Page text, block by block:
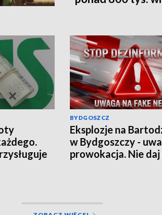
BYDGOSZCZ
Eksplozje na
w Bydgoszczy -
prowokacja. Nie daj